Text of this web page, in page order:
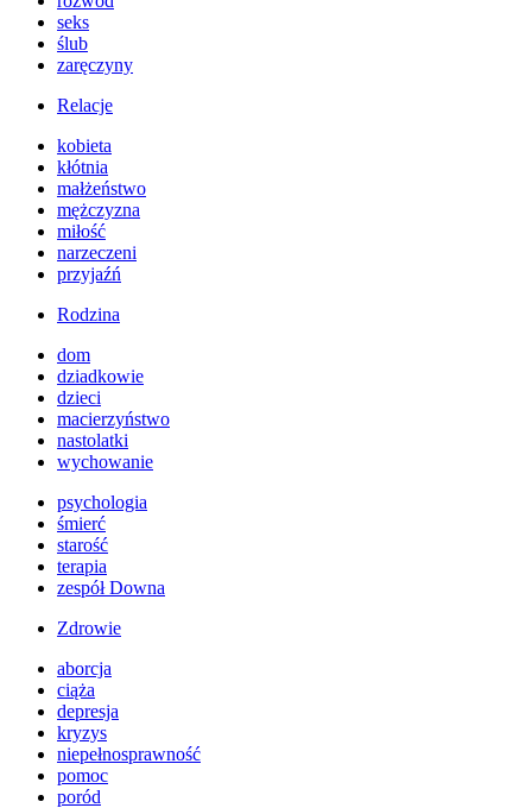
seks
ślub
zaręczyny
Relacje
kobieta
kłótnia
małżeństwo
mężczyzna
miłość
narzeczeni
przyjaźń
Rodzina
dom
dziadkowie
dzieci
macierzyństwo
nastolatki
wychowanie
psychologia
śmierć
starość
terapia
zespół Downa
Zdrowie
aborcja
ciąża
depresja
kryzys
niepełnosprawność
pomoc
poród